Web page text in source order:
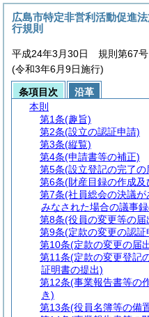
広島市特定非営利活動促進
行規則
平成24年3月30日 規則第67号
(令和3年6月9日施行)
条項目次
沿革
本則
第1条(趣旨)
第2条(設立の認証申請)
第3条(縦覧)
第4条(申請書等の補正)
第5条(設立登記の完了の
第6条(財産目録の作成及
第7条(社員総会の決議が
みなされた場合の議事
第8条(役員の変更等の届
第9条(定款の変更の認証
第10条(定款の変更の届
第11条(定款の変更登記
証明書の提出)
第12条(事業報告書等の
き)
第13条(役員名簿等の備